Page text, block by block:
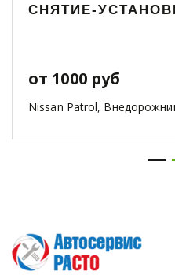
СНЯТИЕ-
от 1000 руб
Nissan Patrol,